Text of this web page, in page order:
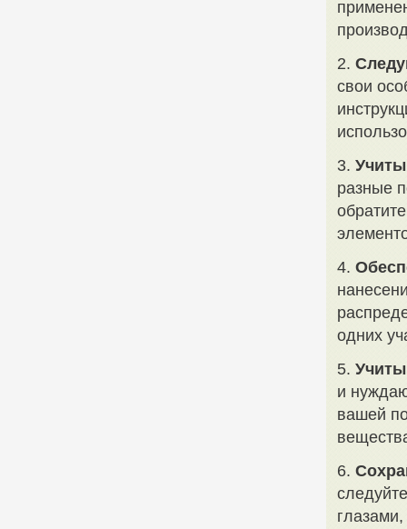
2.
свои
3.
разные
4.
одних
5.
и
вашей
6.